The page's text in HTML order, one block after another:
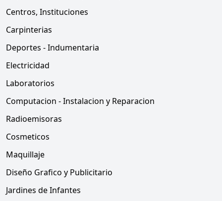
Centros, Instituciones
Carpinterias
Deportes - Indumentaria
Electricidad
Laboratorios
Computacion - Instalacion y Reparacion
Radioemisoras
Cosmeticos
Maquillaje
Diseño Grafico y Publicitario
Jardines de Infantes